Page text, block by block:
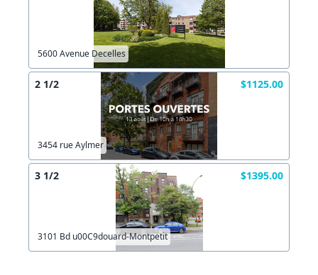
5600 Avenue Decelles
2 1/2 $1125.00
3454 rue Aylmer
3 1/2 $1395.00
3101 Bd u00C9douard-Montpetit